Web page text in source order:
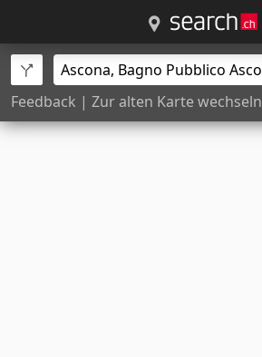
Feedback | Zur alten Karte wechseln